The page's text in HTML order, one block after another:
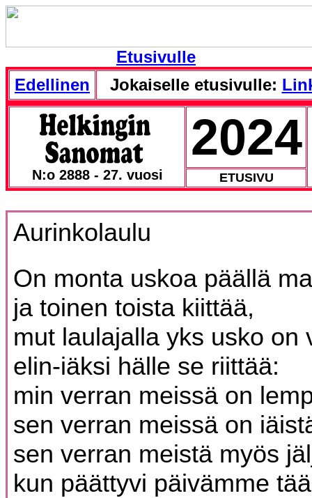
Etusivulle
Edellinen
Jokaiselle etusivulle:
N:o 2888 - 27. vuosi
2024
ETUSIVU
Aurinkolaulu
On monta uskoa päällä
ja toinen toista kiittää,
mut laulajalla yks usko on
elin-iäksi hälle se riittää:
min verran meissä on
sen verran meissä on
sen verran meistä myös
kun päättyvi päivämme